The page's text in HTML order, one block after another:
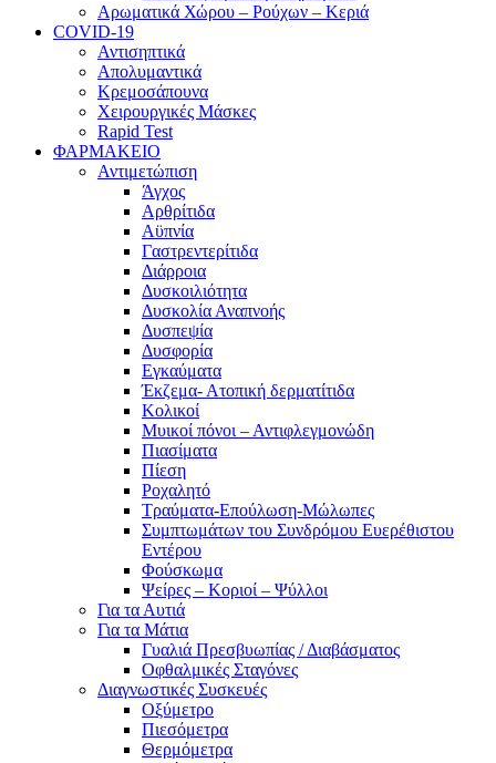
Αρωματικά Χώρου – Ρούχων – Κεριά
COVID-19
Αντισηπτικά
Απολυμαντικά
Κρεμοσάπουνα
Χειρουργικές Μάσκες
Rapid Test
ΦΑΡΜΑΚΕΙΟ
Αντιμετώπιση
Άγχος
Αρθρίτιδα
Αϋπνία
Γαστρεντερίτιδα
Διάρροια
Δυσκοιλιότητα
Δυσκολία Αναπνοής
Δυσπεψία
Δυσφορία
Εγκαύματα
Έκζεμα- Ατοπική δερματίτιδα
Κολικοί
Μυικοί πόνοι – Αντιφλεγμονώδη
Πιασίματα
Πίεση
Ροχαλητό
Τραύματα-Επούλωση-Μώλωπες
Συμπτωμάτων του Συνδρόμου Ευερέθιστου
Εντέρου
Φούσκωμα
Ψείρες – Κοριοί – Ψύλλοι
Για τα Αυτιά
Για τα Μάτια
Γυαλιά Πρεσβυωπίας / Διαβάσματος
Οφθαλμικές Σταγόνες
Διαγνωστικές Συσκευές
Οξύμετρο
Πιεσόμετρα
Θερμόμετρα